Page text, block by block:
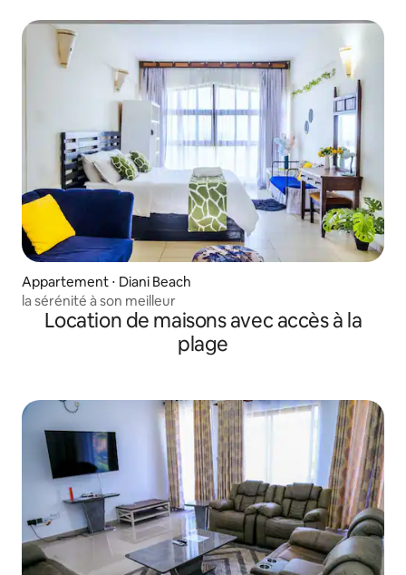
Appartement ⋅ Diani Beach
la sérénité à son meilleur
Location de maisons avec accès à la
plage